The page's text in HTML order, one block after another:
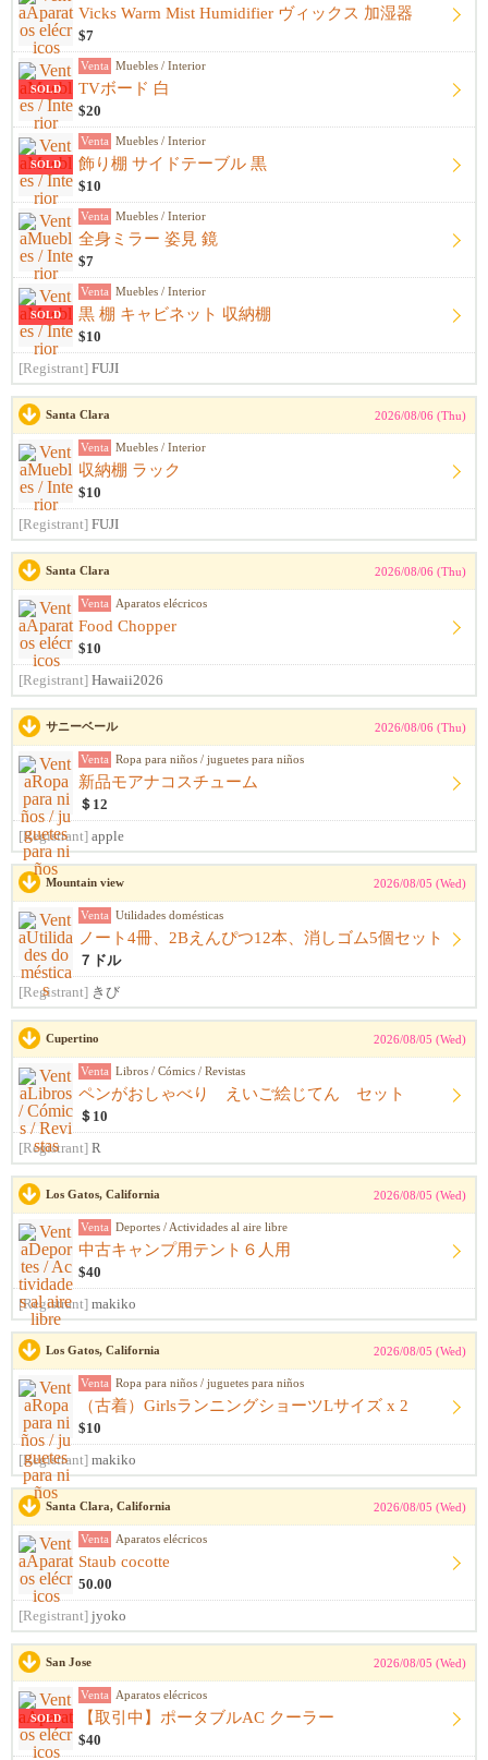
Vicks Warm Mist Humidifier ヴィックス 加湿器
$7
SOLD
Venta Muebles / Interior
TVボード 白
$20
SOLD
Venta Muebles / Interior
飾り棚 サイドテーブル 黒
$10
Venta Muebles / Interior
全身ミラー 姿見 鏡
$7
SOLD
Venta Muebles / Interior
黒 棚 キャビネット 収納棚
$10
[Registrant] FUJI
Santa Clara 2026/08/06 (Thu)
Venta Muebles / Interior
収納棚 ラック
$10
[Registrant] FUJI
Santa Clara 2026/08/06 (Thu)
Venta Aparatos elécricos
Food Chopper
$10
[Registrant] Hawaii2026
サニーベール 2026/08/06 (Thu)
Venta Ropa para niños / juguetes para niños
新品モアナコスチューム
＄12
[Registrant] apple
Mountain view 2026/08/05 (Wed)
Venta Utilidades domésticas
ノート4冊、2Bえんぴつ12本、消しゴム5個セット
７ドル
[Registrant] きび
Cupertino 2026/08/05 (Wed)
Venta Libros / Cómics / Revistas
ペンがおしゃべり えいご絵じてん セット
＄10
[Registrant] R
Los Gatos, California 2026/08/05 (Wed)
Venta Deportes / Actividades al aire libre
中古キャンプ用テント６人用
$40
[Registrant] makiko
Los Gatos, California 2026/08/05 (Wed)
Venta Ropa para niños / juguetes para niños
（古着）GirlsランニングショーツLサイズ x 2
$10
[Registrant] makiko
Santa Clara, California 2026/08/05 (Wed)
Venta Aparatos elécricos
Staub cocotte
50.00
[Registrant] jyoko
San Jose 2026/08/05 (Wed)
SOLD
Venta Aparatos elécricos
【取引中】ポータブルAC クーラー
$40